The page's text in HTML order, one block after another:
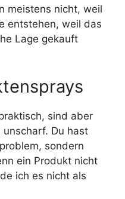
meistens nicht, weil
entstehen, weil das
Lage gekauft
sind aber
Du hast
sondern
ein Produkt nicht
ich es nicht als